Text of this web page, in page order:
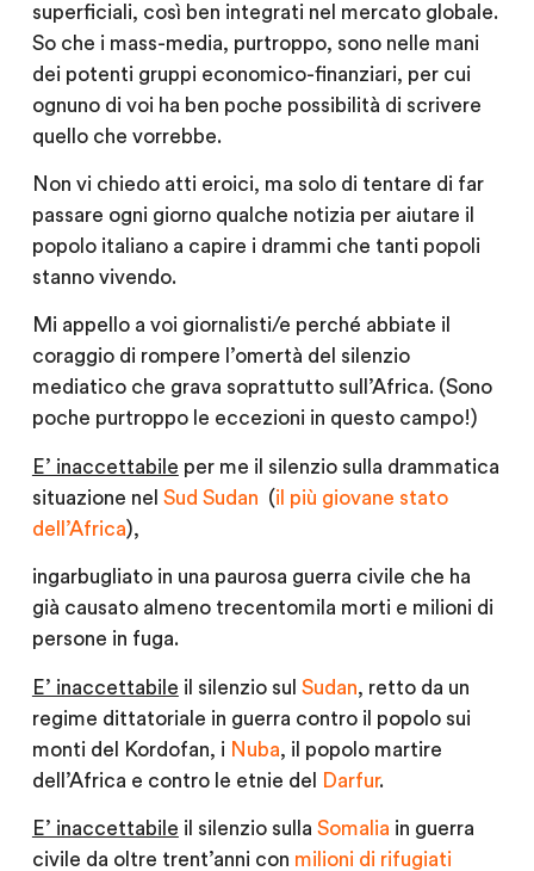
superficiali, così ben integrati nel mercato globale.
So che i mass-media, purtroppo, sono nelle mani
dei potenti gruppi economico-finanziari, per cui
ognuno di voi ha ben poche possibilità di scrivere
quello che vorrebbe.
Non vi chiedo atti eroici, ma solo di tentare di far
passare ogni giorno qualche notizia per aiutare il
popolo italiano a capire i drammi che tanti popoli
stanno vivendo.
Mi appello a voi giornalisti/e perché abbiate il
coraggio di rompere l’omertà del silenzio
mediatico che grava soprattutto sull’Africa. (Sono
poche purtroppo le eccezioni in questo campo!)
E’ inaccettabile per me il silenzio sulla drammatica
situazione nel Sud Sudan (il più giovane stato
dell’Africa),
ingarbugliato in una paurosa guerra civile che ha
già causato almeno trecentomila morti e milioni di
persone in fuga.
E’ inaccettabile il silenzio sul Sudan, retto da un
regime dittatoriale in guerra contro il popolo sui
monti del Kordofan, i Nuba, il popolo martire
dell’Africa e contro le etnie del
Darfur.
E’ inaccettabile il silenzio sulla Somalia in guerra
civile da oltre trent’anni con milioni di rifugiati